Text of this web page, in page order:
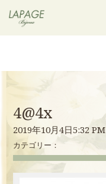
4@4x
2019年10月4日5:32 PM
カテゴリー：